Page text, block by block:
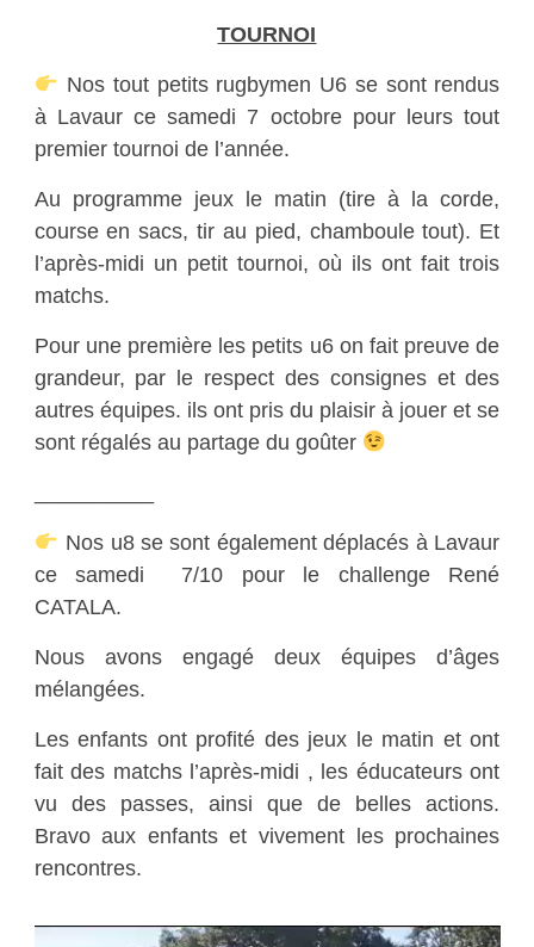
TOURNOI
Nos tout petits rugbymen U6 se sont rendus
à Lavaur ce samedi 7 octobre pour leurs tout
premier tournoi de l’année.
Au programme jeux le matin (tire à la corde,
course en sacs, tir au pied, chamboule tout). Et
l’après-midi un petit tournoi, où ils ont fait trois
matchs.
Pour une première les petits u6 on fait preuve de
grandeur, par le respect des consignes et des
autres équipes. ils ont pris du plaisir à jouer et se
sont régalés au partage du goûter
Nos u8 se sont également déplacés à Lavaur
ce samedi 7/10 pour le challenge René
CATALA.
Nous avons engagé deux équipes d’âges
mélangées.
Les enfants ont profité des jeux le matin et ont
fait des matchs l’après-midi , les éducateurs ont
vu des passes, ainsi que de belles actions.
Bravo aux enfants et vivement les prochaines
rencontres.